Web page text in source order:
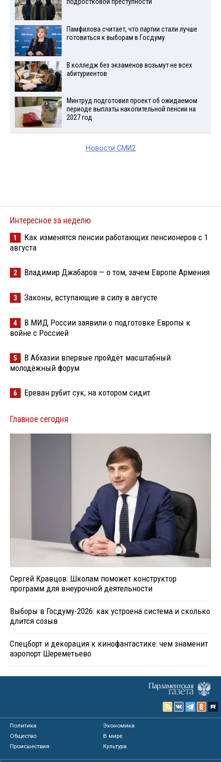
подростковой преступности
Памфилова считает, что партии стали лучше
готовиться к выборам в Госдуму
В колледж без экзаменов возьмут не всех
абитуриентов
Минтруд подготовил проект об ожидаемом
периоде выплаты накопительной пенсии на
2027 год
Новости СМИ2
Интересное за неделю
1
Как изменятся пенсии работающих пенсионеров с 1
августа
2 Владимир Джабаров — о том, зачем Европе Армения
3 Законы, вступающие в силу в августе
4
В МИД России заявили о подготовке Европы к
войне с Россией
5
В Абхазии впервые пройдёт масштабный
молодёжный форум
6 Ереван рубит сук, на котором сидит
Главное сегодня
Сергей Кравцов: Школам поможет конструктор
программ для внеурочной деятельности
Выборы в Госдуму-2026: как устроена система и сколько
длится созыв
Спецборт и декорация к кинофантастике: чем знаменит
аэропорт Шереметьево
Политика
Экономика
Общество
В мире
Происшествия
Культура